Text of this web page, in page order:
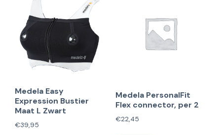
Medela Easy
Expression Bustier
Maat L Zwart
€39,95
Medela PersonalFit
Flex connector, per 2
€22,45